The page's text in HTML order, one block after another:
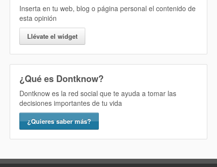
Inserta en tu web, blog o página personal el contenido de
esta opinión
Llévate el widget
¿Qué es Dontknow?
Dontknow es la red social que te ayuda a tomar las
decisiones importantes de tu vida
¿Quieres saber más?